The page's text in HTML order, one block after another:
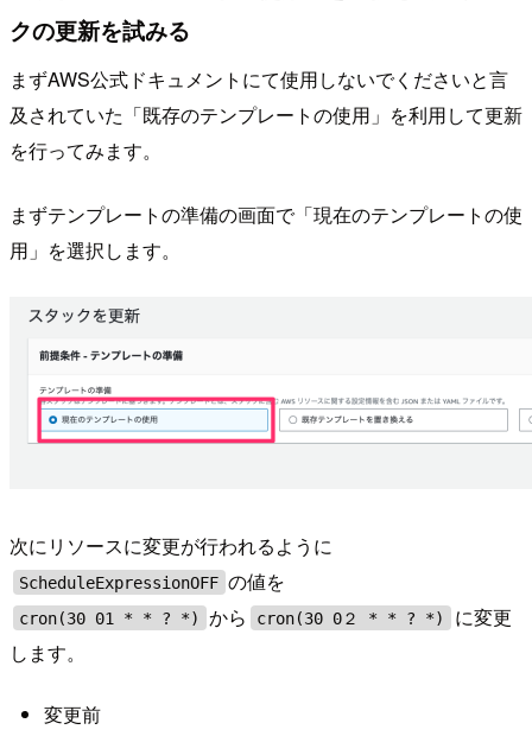
クの更新を試みる
まずAWS公式ドキュメントにて使用しないでくださいと言
及されていた「既存のテンプレートの使用」を利用して更新
を行ってみます。
まずテンプレートの準備の画面で「現在のテンプレートの使
用」を選択します。
次にリソースに変更が行われるように
ScheduleExpressionOFF の値を
cron(30 01 * * ? *) から cron(30 0２ * * ? *)
に変更
します。
変更前